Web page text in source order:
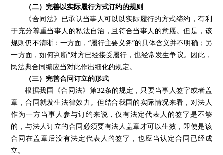
（二）完善以实际履行方式订约的规则
《合同法》已承认当事人可以以实际履行的方式缔约，有利
于充分尊重当事人的私法自治，且符合当事人的意愿。但是，该
规则仍不清晰：一方面，“履行主要义务”的具体含义并不明确；另
一方面，如何判断“对方已经接受履行，也经常发生争议。因此，
民法典合同编应当对此作出细化的规定。
（三）完善合同订立的形式
根据我国《合同法》第32条的规定，只要当事人签字或者盖
章，合同就发生法律效力。但结合我国的实际情况来看，对法人
作为一方当事人参与订约来说，仅有法定代表人的签字是不够
的，与法人订立的合同必须要有法人盖章才可以生效，即使是该
合同在盖章后没有法定代表人的签字，也应当认定合同已经成
立。